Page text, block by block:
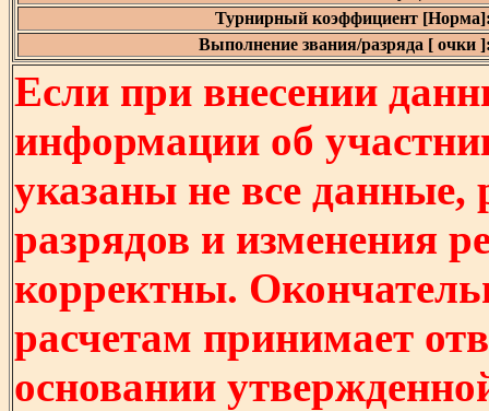
Турнирный коэффициент
Выполнение звания/разряда [ очки
Если при внесении
информации об
указаны не все
разрядов и изменения
корректны.
расчетам принимает
основании